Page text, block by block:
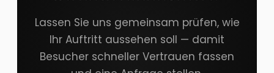
Lassen Sie uns gemeinsam prüfen, wie
Ihr Auftritt aussehen soll — damit
Besucher schneller Vertrauen fassen